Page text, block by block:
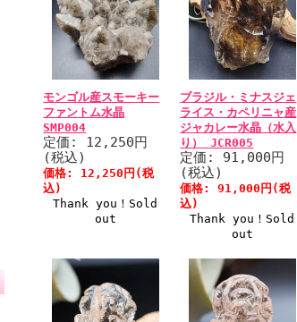
モンゴル産スモーキー
ファントム水晶
SMP004
定価: 12,250円
(税込)
価格: 12,250円(税
込)
Thank you！Sold
out
ブラジル・ミナスジェ
ライス・カペリニャ産
ジャカレー水晶（水入
り） JCR005
定価: 91,000円
(税込)
価格: 91,000円(税
込)
Thank you！Sold
out